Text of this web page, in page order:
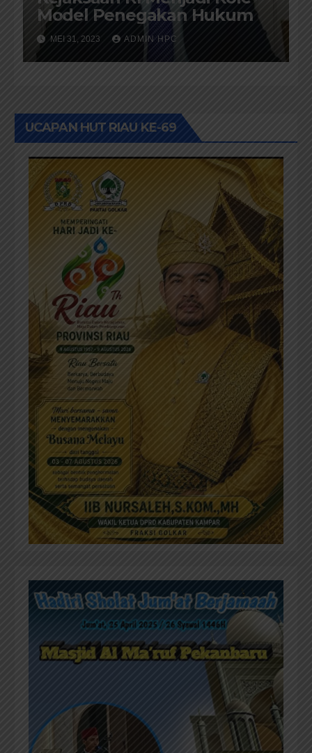
Model Penegakan Hukum
MEI 31, 2023 ADMIN HPC
UCAPAN HUT RIAU KE-69